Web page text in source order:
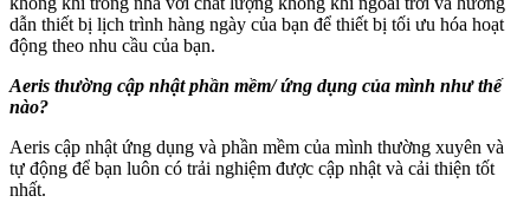
dẫn thiết bị lịch trình hàng ngày của bạn để thiết bị tối ưu hóa hoạt
động theo nhu cầu của bạn.
Aeris thường cập nhật phần mềm/ ứng dụng của mình như thế
nào?
Aeris cập nhật ứng dụng và phần mềm của mình thường xuyên và
tự động để bạn luôn có trải nghiệm được cập nhật và cải thiện tốt
nhất.